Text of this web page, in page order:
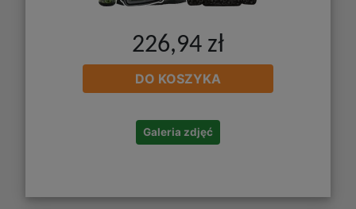
226,94 zł
DO KOSZYKA
Galeria zdjęć